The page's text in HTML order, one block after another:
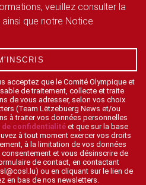
veuillez consulter la
que notre Notice
acceptez que le Comité Olympique et
de traitement, collecte et traite
de vous adresser, selon vos choix
(Team Lëtzebuerg News et/ou
à traiter vos données personnelles
de confidentialité et que sur la base
à tout moment exercer vos droits
à la limitation de vos données
et vous désinscrire de
de contact, en contactant
ou en cliquant sur le lien de
en bas de nos newsletters.